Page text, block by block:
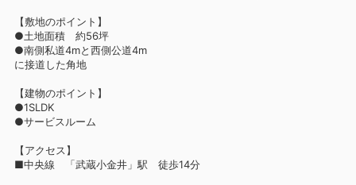
【敷地のポイント】
●土地面積 約56坪
●南側私道4mと西側公道4m
に接道した角地
【建物のポイント】
●1SLDK
●サービスルーム
【アクセス】
■中央線 「武蔵小金井」駅 徒歩14分